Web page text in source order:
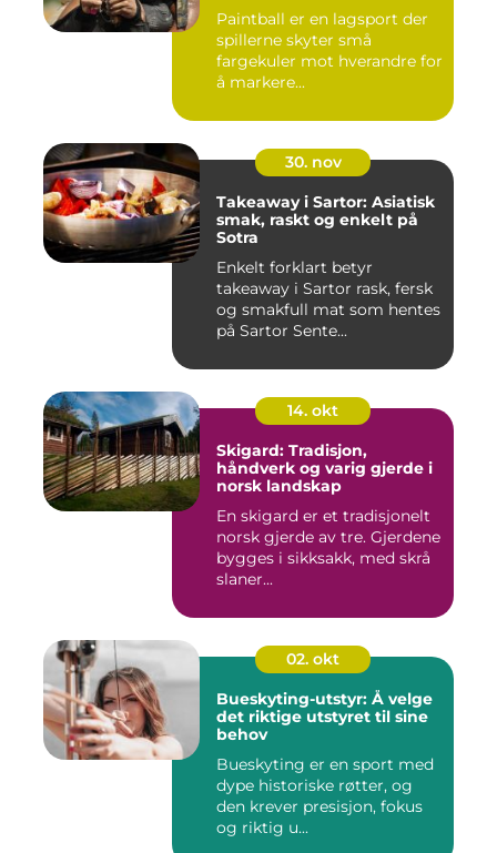
Paintball er en lagsport der
spillerne skyter små
fargekuler mot hverandre for
å markere...
30. nov
Takeaway i Sartor: Asiatisk
smak, raskt og enkelt på
Sotra
Enkelt forklart betyr
takeaway i Sartor rask, fersk
og smakfull mat som hentes
på Sartor Sente...
14. okt
Skigard: Tradisjon,
håndverk og varig gjerde i
norsk landskap
En skigard er et tradisjonelt
norsk gjerde av tre. Gjerdene
bygges i sikksakk, med skrå
slaner...
02. okt
Bueskyting-utstyr: Å velge
det riktige utstyret til sine
behov
Bueskyting er en sport med
dype historiske røtter, og
den krever presisjon, fokus
og riktig u...